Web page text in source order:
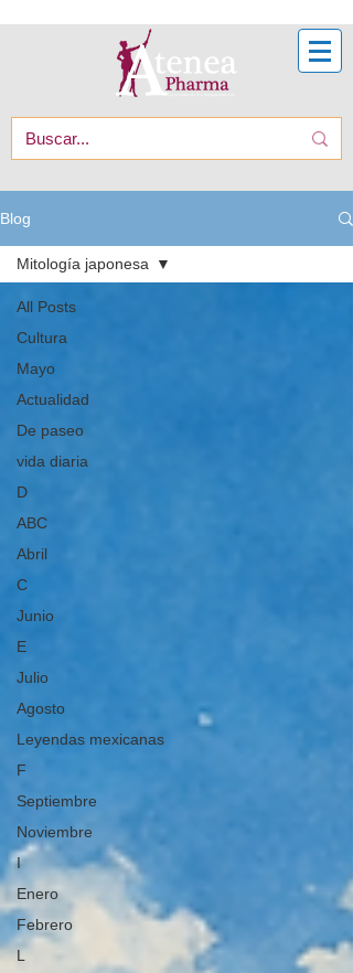
Blog
All Posts
Cultura
Mayo
Actualidad
De paseo
vida diaria
D
ABC
Abril
C
Junio
E
Julio
Agosto
Leyendas mexicanas
F
Septiembre
Noviembre
I
Enero
Febrero
L
Mitología japonesa